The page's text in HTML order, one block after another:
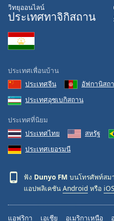
Opacity
Caption
Area
Color
Opacity
Font
Size
Text
Edge
วิทยุออนไลน์
ประเทศทาจิกิสถาน
ประเทศเพื่อนบ้าน
ประเทศจีน
อัฟกานิสถ
ประเทศอุซเบกิสถาน
ประเทศที่นิยม
ประเทศไทย
สหรัฐ
ประเทศเยอรมนี
ฟัง Dunyo FM บนโทรศัพท์สม
แอปพลิเคชัน Android หรือ iOS
แอฟริกา เอเชีย อเมริกาเหนือ